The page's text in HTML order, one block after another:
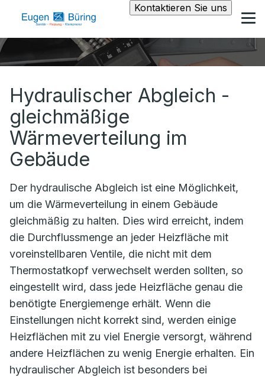
Kontaktieren Sie uns
Hydraulischer Abgleich -
gleichmäßige
Wärmeverteilung im
Gebäude
Der hydraulische Abgleich ist eine Möglichkeit,
um die Wärmeverteilung in einem Gebäude
gleichmäßig zu halten. Dies wird erreicht, indem
die Durchflussmenge an jeder Heizfläche mit
voreinstellbaren Ventile, die nicht mit dem
Thermostatkopf verwechselt werden sollten, so
eingestellt wird, dass jede Heizfläche genau die
benötigte Energiemenge erhält. Wenn die
Einstellungen nicht korrekt sind, werden einige
Heizflächen mit zu viel Energie versorgt, während
andere Heizflächen zu wenig Energie erhalten. Ein
hydraulischer Abgleich ist besonders bei